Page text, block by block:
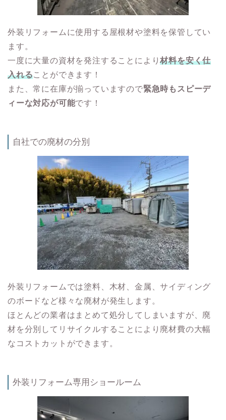
外装リフォームに使用する屋根材や塗料を保管してい
ます。
一度に大量の資材を発注することにより材料を安く仕
入れることができます！
また、常に在庫が揃っていますので緊急時もスピーデ
ィーな対応が可能です！
自社での廃材の分別
外装リフォームでは塗料、木材、金属、サイディング
のボードなど様々な廃材が発生します。
ほとんどの業者はまとめて処分してしまいますが、廃
材を分別してリサイクルすることにより廃材費の大幅
なコストカットができます。
外装リフォーム専用ショールーム